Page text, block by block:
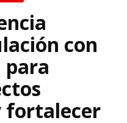
con
para
fortalecer